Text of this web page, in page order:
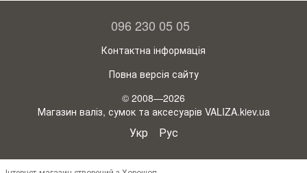
096 230 05 05
Контактна інформація
Повна версія сайту
© 2008—2026
Магазин валіз, сумок та аксесуарів VALIZA.kiev.ua
Укр Рус